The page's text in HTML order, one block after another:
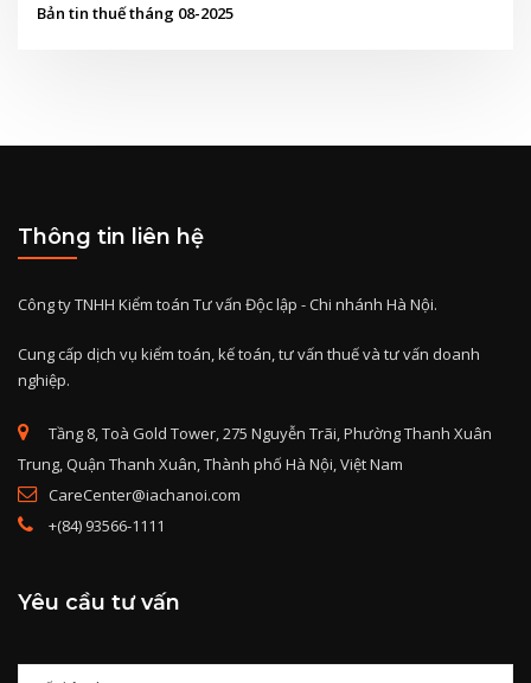
Bản tin thuế tháng 08-2025
Thông tin liên hệ
Công ty TNHH Kiểm toán Tư vấn Độc lập - Chi nhánh Hà Nội.
Cung cấp dịch vụ kiểm toán, kế toán, tư vấn thuế và tư vấn doanh
nghiệp.
Tầng 8, Toà Gold Tower, 275 Nguyễn Trãi, Phường Thanh Xuân
Trung, Quận Thanh Xuân, Thành phố Hà Nội, Việt Nam
CareCenter@iachanoi.com
+(84) 93566-1111
Yêu cầu tư vấn